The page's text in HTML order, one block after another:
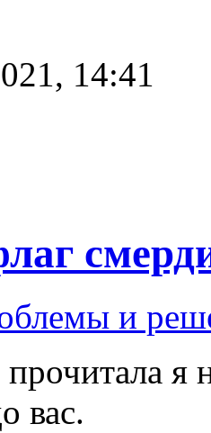
14:41
и
я
вас.